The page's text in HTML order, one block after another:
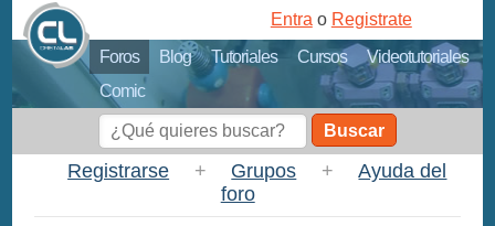
Foros Blog Tutoriales Cursos
Videotutoriales
Comic
Entra o Registrate
Buscar
Registrarse + Grupos +
Ayuda del
foro